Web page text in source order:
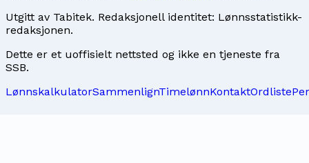
Utgitt av Tabitek. Redaksjonell identitet: Lønnsstatistikk-
redaksjonen.
Dette er et uoffisielt nettsted og ikke en tjeneste fra
SSB.
LønnskalkulatorSammenlignTimelønnKontaktOrdliste